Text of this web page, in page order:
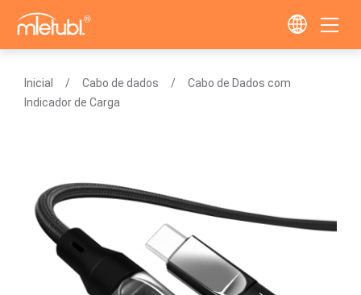
Inicial Cabo de dados
Cabo de Dados com
Indicador de Carga